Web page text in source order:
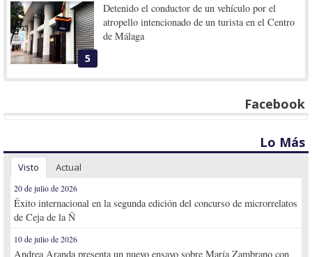
5
Detenido el conductor de un vehículo por el
atropello intencionado de un turista en el Centro
de Málaga
Facebook
Lo Más
Visto Actual
20 de julio de 2026
Éxito internacional en la segunda edición del concurso de microrrelatos
de Ceja de la Ñ
10 de julio de 2026
Andrea Aranda presenta un nuevo ensayo sobre María Zambrano con